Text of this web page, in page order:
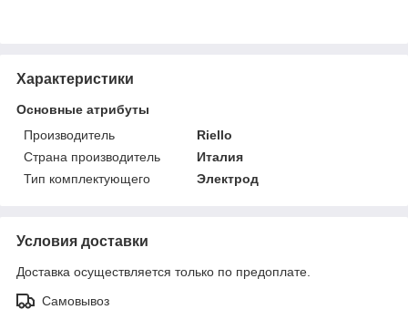
Характеристики
Основные атрибуты
Производитель
Riello
Страна производитель
Италия
Тип комплектующего
Электрод
Условия доставки
Доставка осуществляется только по предоплате.
Самовывоз